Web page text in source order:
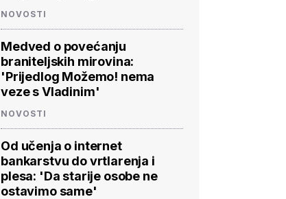
NOVOSTI
Medved o povećanju
braniteljskih mirovina:
'Prijedlog Možemo! nema
veze s Vladinim'
NOVOSTI
Od učenja o internet
bankarstvu do vrtlarenja i
plesa: 'Da starije osobe ne
ostavimo same'